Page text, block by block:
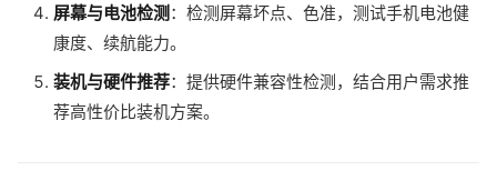
屏幕与电池检测 ：检测屏幕坏点、色准，测试手机电池健
康度、续航能力。
装机与硬件推荐：提供硬件兼容性检测，结合用户需求推
荐高性价比装机方案。